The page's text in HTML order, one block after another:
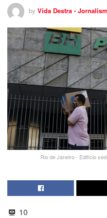
by Vida Destra -
Rio de Janeiro - Edifício
10